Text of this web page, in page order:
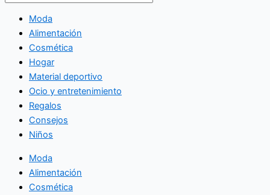
Moda
Alimentación
Cosmética
Hogar
Material deportivo
Ocio y entretenimiento
Regalos
Consejos
Niños
Moda
Alimentación
Cosmética